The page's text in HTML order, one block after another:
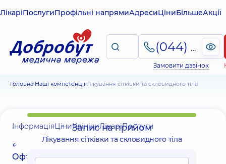
ЛікаріПослугиПрофільні напрямиАдресиЦіниБільшеАкції
(044) 495-2-888
Замовити дзвінок
Головна Наші компетенції Лікування сітківки та скловидного тіла
ІнформаціяЦіниКлінікиЛікаріПослуги
←
Офтальмологія
Запис на прийом
Лікування сітківки та скловидного тіла